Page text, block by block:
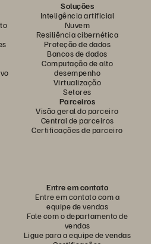
Soluções
Inteligência artificial
Nuvem
Resiliência cibernética
Proteção de dados
Bancos de dados
Computação de alto
desempenho
Virtualização
Setores
Parceiros
Visão geral do parceiro
Central de parceiros
Certificações de parceiro
Entre em contato
Entre em contato com a
equipe de vendas
Fale com o departamento de
vendas
Ligue para a equipe de vendas